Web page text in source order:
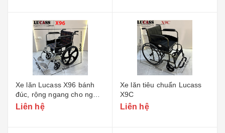
Xe lăn Lucass X96 bánh
đúc, rộng ngang cho người
to béo
Liên hệ
Xe lăn tiêu chuẩn Lucass
X9C
Liên hệ